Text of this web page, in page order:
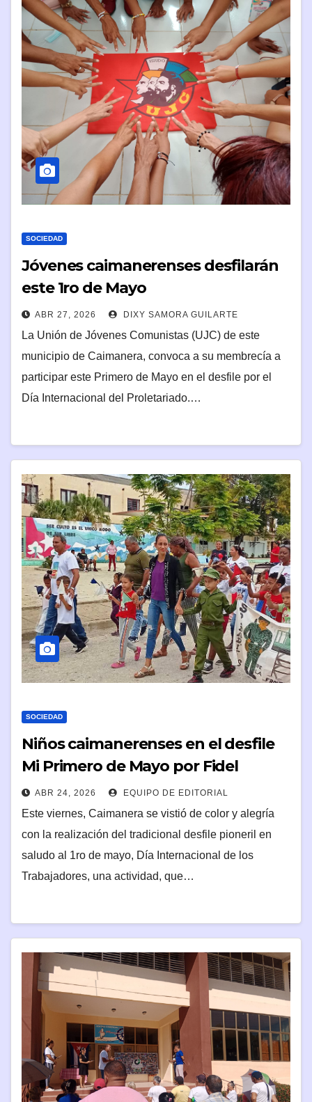
SOCIEDAD
Jóvenes caimanerenses desfilarán
este 1ro de Mayo
ABR 27, 2026 DIXY SAMORA GUILARTE
La Unión de Jóvenes Comunistas (UJC) de este
municipio de Caimanera, convoca a su membrecía a
participar este Primero de Mayo en el desfile por el
Día Internacional del Proletariado.…
SOCIEDAD
Niños caimanerenses en el desfile
Mi Primero de Mayo por Fidel
ABR 24, 2026 EQUIPO DE EDITORIAL
Este viernes, Caimanera se vistió de color y alegría
con la realización del tradicional desfile pioneril en
saludo al 1ro de mayo, Día Internacional de los
Trabajadores, una actividad, que…